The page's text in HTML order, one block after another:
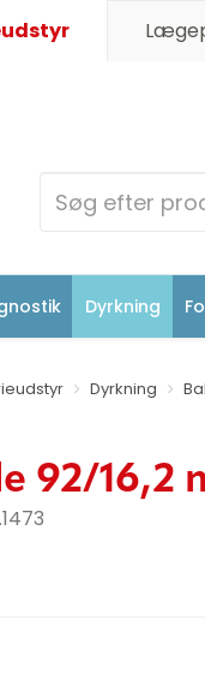
Dyrkning
Dyrkning
92/16,2